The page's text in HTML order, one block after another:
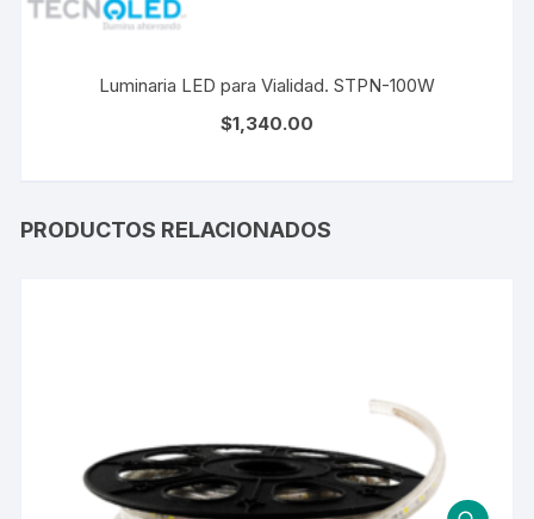
Luminaria LED para Vialidad. STPN-100W
$1,340.00
PRODUCTOS RELACIONADOS